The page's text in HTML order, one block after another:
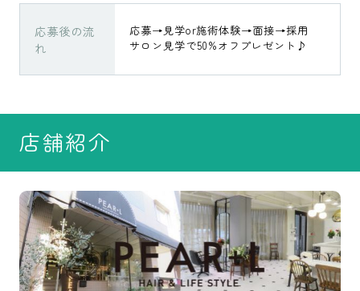
応募後の流
れ
応募→見学or施術体験→面接→採用
サロン見学で50%オフプレゼント♪
店舗紹介